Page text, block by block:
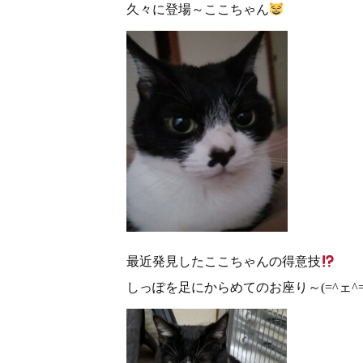
久々に登場～ここちゃん
最近発見したここちゃんの得意技
しっぽを足にからめてのお座り～(=^ェ